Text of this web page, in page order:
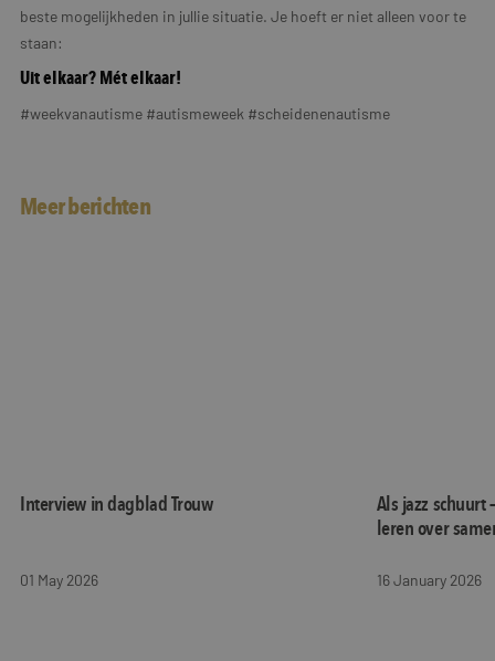
beste mogelijkheden in jullie situatie. Je hoeft er niet alleen voor te
staan:
Uit elkaar? Mét elkaar!
#weekvanautisme #autismeweek #scheidenenautisme
Meer berichten
Interview in dagblad Trouw
01 May 2026
Als jazz schuurt
leren over
16 January 2026